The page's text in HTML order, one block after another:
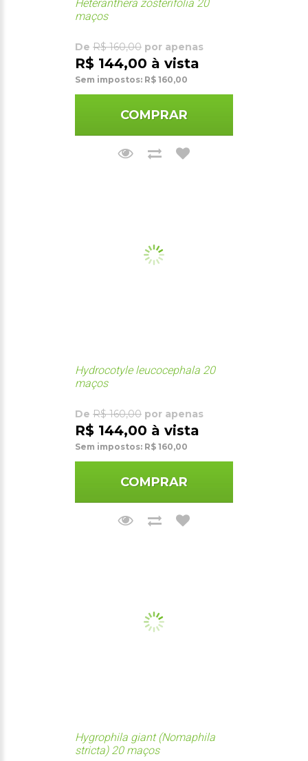
Heteranthera zosterifolia 20
maços
De R$ 160,00 por apenas
R$ 144,00 à vista
Sem impostos: R$ 160,00
COMPRAR
Hydrocotyle leucocephala 20
maços
De R$ 160,00 por apenas
R$ 144,00 à vista
Sem impostos: R$ 160,00
COMPRAR
Hygrophila giant (Nomaphila
stricta) 20 maços